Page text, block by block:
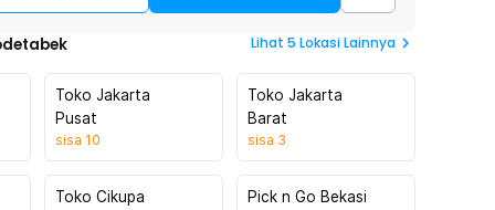
Lihat 5 Lokasi Lainnya
Toko Jakarta
Pusat
sisa 10
Toko Jakarta
Barat
sisa 3
Toko Cikupa Pick n Go Bekasi